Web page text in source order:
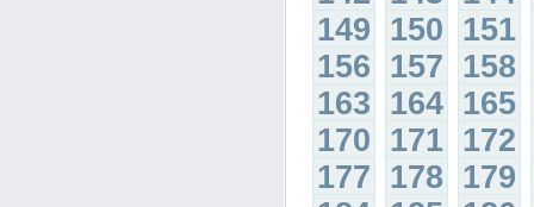
149 150 151
156 157 158
163 164 165
170 171 172
177 178 179